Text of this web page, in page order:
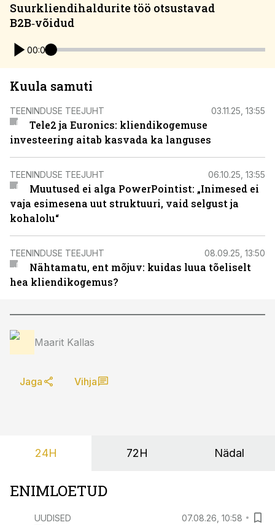
Suurkliendihaldurite töö otsustavad
B2B‑võidud
00:00
Kuula samuti
TEENINDUSE TEEJUHT 03.11.25, 13:55
Tele2 ja Euronics: kliendikogemuse
investeering aitab kasvada ka languses
TEENINDUSE TEEJUHT 06.10.25, 13:55
Muutused ei alga PowerPointist: „Inimesed ei
vaja esimesena uut struktuuri, vaid selgust ja
kohalolu“
TEENINDUSE TEEJUHT 08.09.25, 13:50
Nähtamatu, ent mõjuv: kuidas luua tõeliselt
hea kliendikogemus?
Maarit Kallas
Jaga Vihja
24H 72H Nädal
ENIMLOETUD
UUDISED 07.08.26, 10:58